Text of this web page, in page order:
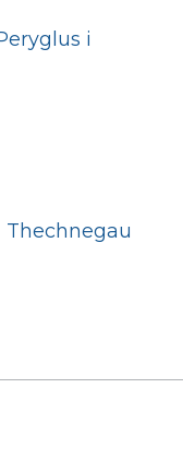
i
Thechnegau